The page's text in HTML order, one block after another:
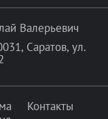
Валерьевич
Саратов, ул.
Контакты